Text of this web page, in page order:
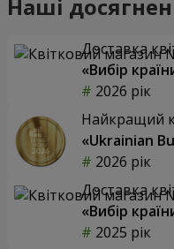
Наші
Доставка
«Вибір
2026 рік
Найкращий
«Ukrainian
2026 рік
Доставка
«Вибір
2025 рік